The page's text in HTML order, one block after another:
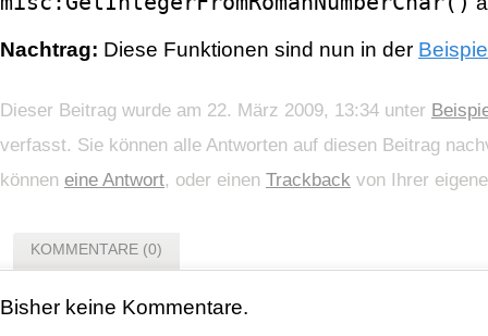
Nachtrag: Diese Funktionen sind nun in der
Dieser Beitrag wurde am 22. März 2009, 13:34 unter
verfasst. Sie können alle Antworten auf diesen Beitrag
können eine Antwort, oder einen Trackback von Ihrer
KOMMENTARE (0)
Bisher keine Kommentare.